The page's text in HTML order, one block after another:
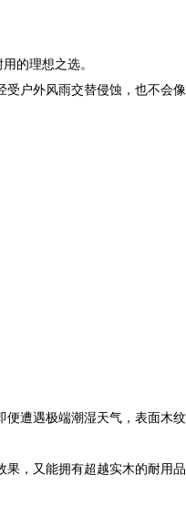
的理想之选。
受户外风雨交替侵蚀，也不会像
便遭遇极端潮湿天气，表面木纹
，又能拥有超越实木的耐用品